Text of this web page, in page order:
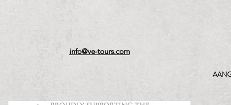
info@ve-tours.com